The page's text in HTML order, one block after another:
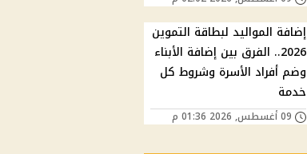
إضافة المواليد لبطاقة التموين
2026.. الفرق بين إضافة الأبناء
وضم أفراد الأسرة وشروط كل
خدمة
09 أغسطس, 2026 01:36 م